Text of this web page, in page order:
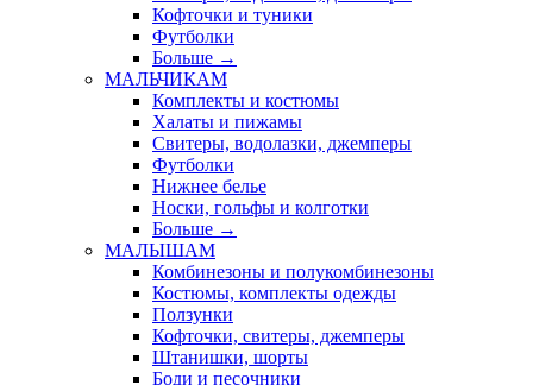
Кофточки и туники
Футболки
Больше →
МАЛЬЧИКАМ
Комплекты и костюмы
Халаты и пижамы
Свитеры, водолазки, джемперы
Футболки
Нижнее белье
Носки, гольфы и колготки
Больше →
МАЛЫШАМ
Комбинезоны и полукомбинезоны
Костюмы, комплекты одежды
Ползунки
Кофточки, свитеры, джемперы
Штанишки, шорты
Боди и песочники